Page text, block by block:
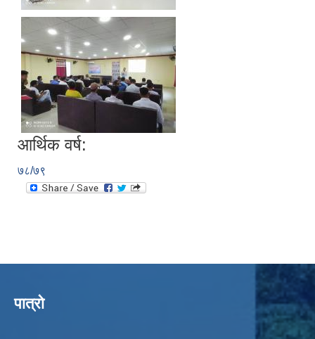
आर्थिक वर्ष:
७८/७९
पात्रो